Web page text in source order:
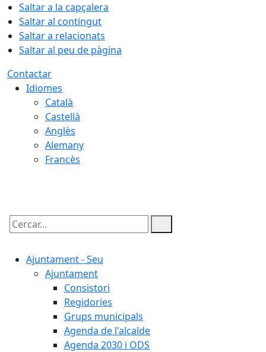
Saltar a la capçalera
Saltar al contingut
Saltar a relacionats
Saltar al peu de pàgina
Contactar
Idiomes
Català
Castellà
Anglès
Alemany
Francès
Cercar:
Ajuntament - Seu
Ajuntament
Consistori
Regidories
Grups municipals
Agenda de l'alcalde
Agenda 2030 i ODS